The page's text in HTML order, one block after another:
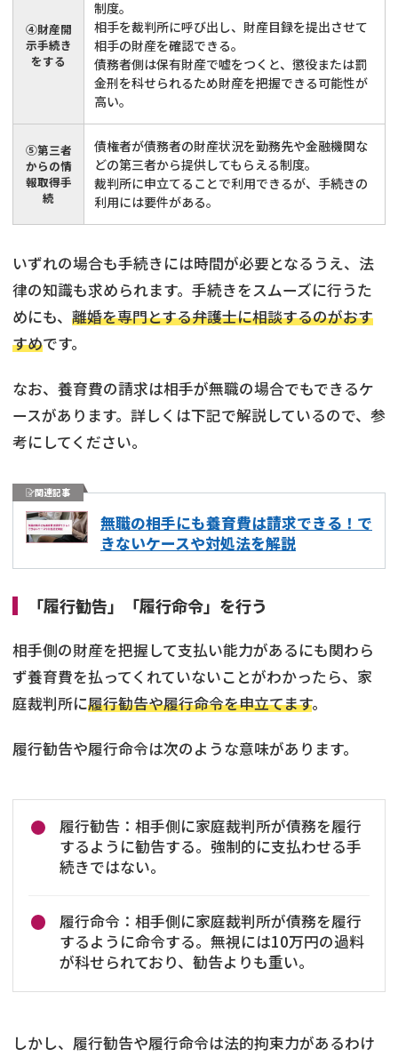
④財産開
示手続き
をする
制度。
相手を裁判所に呼び出し、財産目録を提出させて
相手の財産を確認できる。
債務者側は保有財産で嘘をつくと、懲役または罰
金刑を科せられるため財産を把握できる可能性が
高い。
⑤第三者
からの情
報取得手
続
債権者が債務者の財産状況を勤務先や金融機関な
どの第三者から提供してもらえる制度。
裁判所に申立てることで利用できるが、手続きの
利用には要件がある。
いずれの場合も手続きには時間が必要となるうえ、法
律の知識も求められます。手続きをスムーズに行うた
めにも、 離婚を専門とする弁護士に相談するのがおす
すめです。
なお、養育費の請求は相手が無職の場合でもできるケ
ースがあります。詳しくは下記で解説しているので、参
考にしてください。
関連記事
無職の相手にも養育費は請求できる！で
きないケースや対処法を解説
「履行勧告」「履行命令」を行う
相手側の財産を把握して支払い能力があるにも関わら
ず養育費を払ってくれていないことがわかったら、家
庭裁判所に履行勧告や履行命令を申立てます。
履行勧告や履行命令は次のような意味があります。
履行勧告：相手側に家庭裁判所が債務を履行
するように勧告する。強制的に支払わせる手
続きではない。
履行命令：相手側に家庭裁判所が債務を履行
するように命令する。無視には10万円の過料
が科せられており、勧告よりも重い。
しかし、履行勧告や履行命令は法的拘束力があるわけ